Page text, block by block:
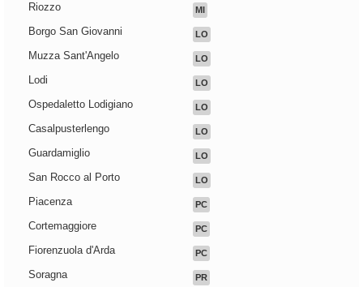
Riozzo MI
Borgo San Giovanni LO
Muzza Sant'Angelo LO
Lodi LO
Ospedaletto Lodigiano LO
Casalpusterlengo LO
Guardamiglio LO
San Rocco al Porto LO
Piacenza PC
Cortemaggiore PC
Fiorenzuola d'Arda PC
Soragna PR